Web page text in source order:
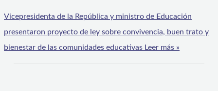
Vicepresidenta de la República y ministro de Educación
presentaron proyecto de ley sobre convivencia, buen trato y
bienestar de las comunidades educativas Leer más »